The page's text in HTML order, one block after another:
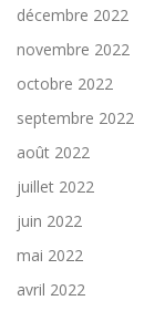
décembre 2022
novembre 2022
octobre 2022
septembre 2022
août 2022
juillet 2022
juin 2022
mai 2022
avril 2022